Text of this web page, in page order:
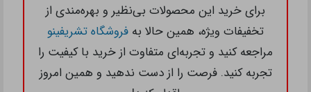
برای خرید این محصولات بی‌نظیر و بهره‌مندی از
تخفیفات ویژه، همین حالا به فروشگاه تشریفینو
مراجعه کنید و تجربه‌ای متفاوت از خرید با کیفیت را
تجربه کنید. فرصت را از دست ندهید و همین امروز